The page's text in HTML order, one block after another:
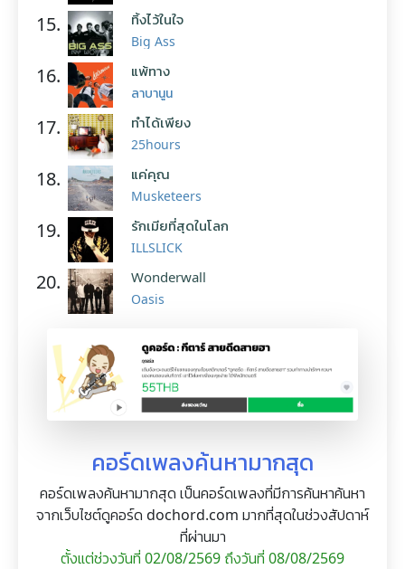
15. ทิ้งไว้ในใจ
Big Ass
16. แพ้ทาง
ลาบานูน
17. ทำได้เพียง
25hours
18. แค่คุณ
Musketeers
19. รักเมียที่สุดในโลก
ILLSLICK
20. Wonderwall
Oasis
คอร์ดเพลงค้นหามากสุด
คอร์ดเพลงค้นหามากสุด เป็นคอร์ดเพลงที่มีการค้นหาค้นหา
จากเว็บไซต์ดูคอร์ด dochord.com มากที่สุดในช่วงสัปดาห์
ที่ผ่านมา
ตั้งแต่ช่วงวันที่ 02/08/2569 ถึงวันที่ 08/08/2569